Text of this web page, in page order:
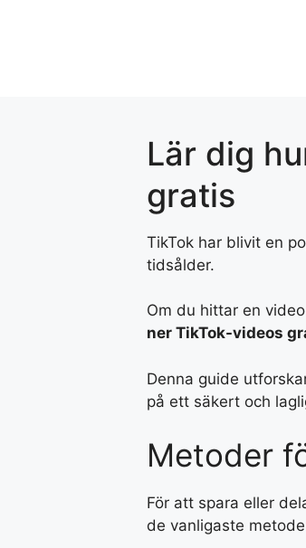
Lär dig
gratis
TikTok har blivit en
tidsålder.
Om du hittar en
ner TikTok-videos
Denna guide
på ett säkert och
Metoder
För att spara eller
de vanligaste